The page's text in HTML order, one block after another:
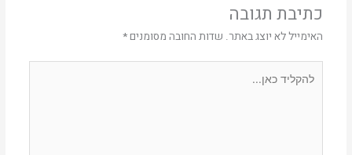
כתיבת תגובה
האימייל לא יוצג באתר. שדות החובה מסומנים*
כאן...